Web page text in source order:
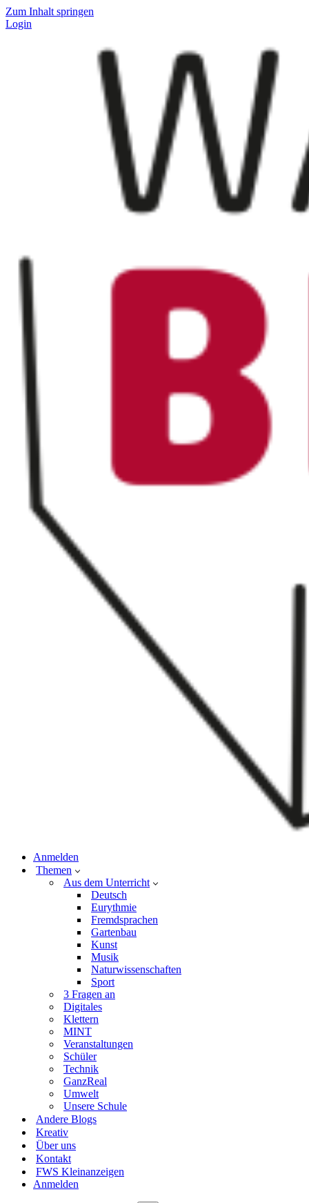
Zum Inhalt springen
Login
Anmelden
Themen
Aus dem Unterricht
Deutsch
Eurythmie
Fremdsprachen
Gartenbau
Kunst
Musik
Naturwissenschaften
Sport
3 Fragen an
Digitales
Klettern
MINT
Veranstaltungen
Schüler
Technik
GanzReal
Umwelt
Unsere Schule
Andere Blogs
Kreativ
Über uns
Kontakt
FWS Kleinanzeigen
Anmelden